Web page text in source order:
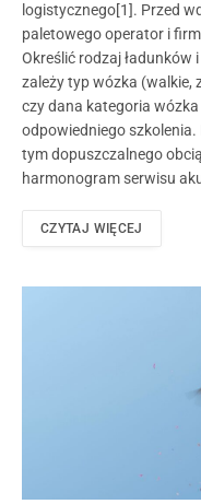
logistycznego[1]. Przed
paletowego operator i
Określić rodzaj
zależy typ wózka (walkie,
czy dana kategoria
odpowiedniego szkolenia.
tym dopuszczalnego
harmonogram serwisu
CZYTAJ WIĘCEJ